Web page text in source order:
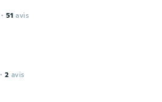
· 51 avis
· 2 avis